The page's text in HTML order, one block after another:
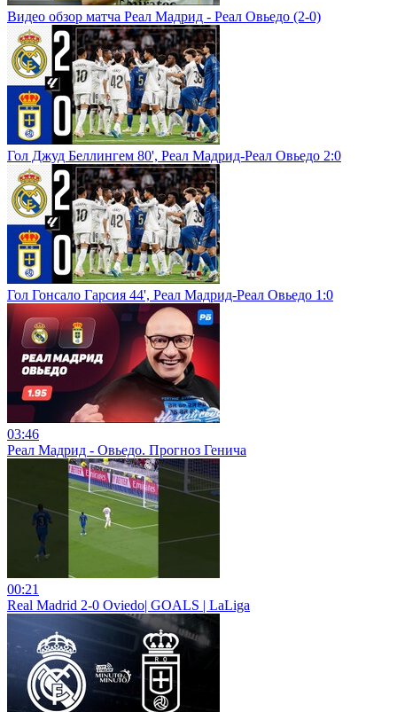
Видео обзор матча Реал Мадрид - Реал Овьедо (2-0)
Гол Джуд Беллингем 80', Реал Мадрид-Реал Овьедо 2:0
Гол Гонсало Гарсия 44', Реал Мадрид-Реал Овьедо 1:0
03:46
Реал Мадрид - Овьедо. Прогноз Генича
00:21
Real Madrid 2-0 Oviedo| GOALS | LaLiga